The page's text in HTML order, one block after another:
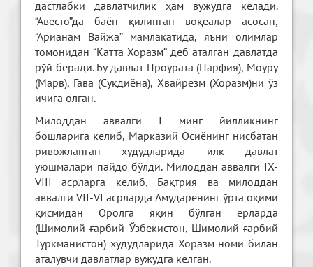
дастлабки давлатчилик ҳам вужудга келади.
“Авесто”да баён қилинган воқеалар асосан,
“Арианам Вайжа” мамлакатида, яъни олимлар
томонидан “Катта Хоразм” деб аталган давлатда
рўй беради. Бу давлат Проурата (Парфия), Моуру
(Марв), Гава (Суқдиёна), Хвайрезм (Хоразм)ни ўз
ичига олган.
Милоддан аввалги I минг йилликнинг
бошларига келиб, Марказий Осиёнинг нисбатан
ривожланган худудларида илк давлат
уюшмалари пайдо бўлди. Милоддан аввалги IX-
VIII асрларга келиб, Бақтрия ва милоддан
аввалги VII-VI асрларда Амударёнинг ўрта оқими
қисмидан Оролга яқин бўлган ерларда
(Шимолий ғарбий Ўзбекистон, Шимолий ғарбий
Туркманистон) худудларида Хоразм номи билан
аталувчи давлатлар вужудга келган.